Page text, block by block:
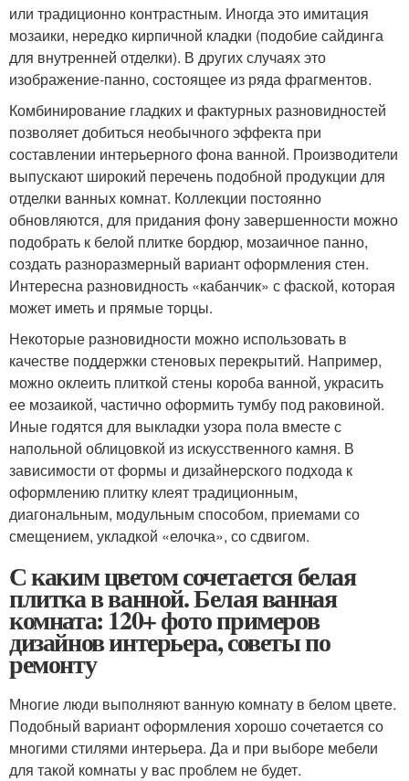
или традиционно контрастным. Иногда это имитация
мозаики, нередко кирпичной кладки (подобие сайдинга
для внутренней отделки). В других случаях это
изображение-панно, состоящее из ряда фрагментов.
Комбинирование гладких и фактурных разновидностей
позволяет добиться необычного эффекта при
составлении интерьерного фона ванной. Производители
выпускают широкий перечень подобной продукции для
отделки ванных комнат. Коллекции постоянно
обновляются, для придания фону завершенности можно
подобрать к белой плитке бордюр, мозаичное панно,
создать разноразмерный вариант оформления стен.
Интересна разновидность «кабанчик» с фаской, которая
может иметь и прямые торцы.
Некоторые разновидности можно использовать в
качестве поддержки стеновых перекрытий. Например,
можно оклеить плиткой стены короба ванной, украсить
ее мозаикой, частично оформить тумбу под раковиной.
Иные годятся для выкладки узора пола вместе с
напольной облицовкой из искусственного камня. В
зависимости от формы и дизайнерского подхода к
оформлению плитку клеят традиционным,
диагональным, модульным способом, приемами со
смещением, укладкой «елочка», со сдвигом.
С каким цветом сочетается белая
плитка в ванной. Белая ванная
комната: 120+ фото примеров
дизайнов интерьера, советы по
ремонту
Многие люди выполняют ванную комнату в белом цвете.
Подобный вариант оформления хорошо сочетается со
многими стилями интерьера. Да и при выборе мебели
для такой комнаты у вас проблем не будет.